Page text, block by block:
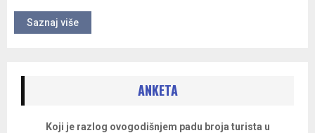
Saznaj više
ANKETA
Koji je razlog ovogodišnjem padu broja turista u